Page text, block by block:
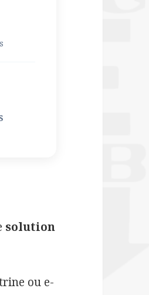
solution
ou e-